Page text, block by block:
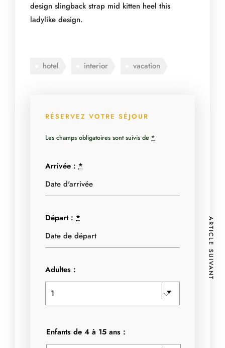
design slingback strap mid kitten heel this
ladylike design.
hotel interior vacation
ARTICLE SUIVANT
RÉSERVEZ VOTRE SÉJOUR
Les champs obligatoires sont suivis de *
Arrivée : *
Départ : *
Adultes :
Enfants de 4 à 15 ans :